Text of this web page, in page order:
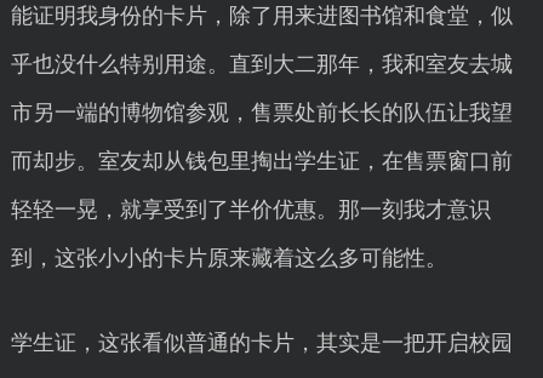
能证明我身份的卡片，除了用来进图书馆和食堂，似
乎也没什么特别用途。直到大二那年，我和室友去城
市另一端的博物馆参观，售票处前长长的队伍让我望
而却步。室友却从钱包里掏出学生证，在售票窗口前
轻轻一晃，就享受到了半价优惠。那一刻我才意识
到，这张小小的卡片原来藏着这么多可能性。
学生证，这张看似普通的卡片，其实是一把开启校园